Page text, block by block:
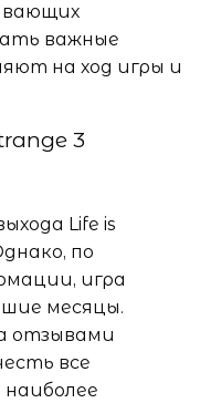
важные
на ход игры и
3
Life is
по
игра
месяцы.
отзывами
все
наиболее